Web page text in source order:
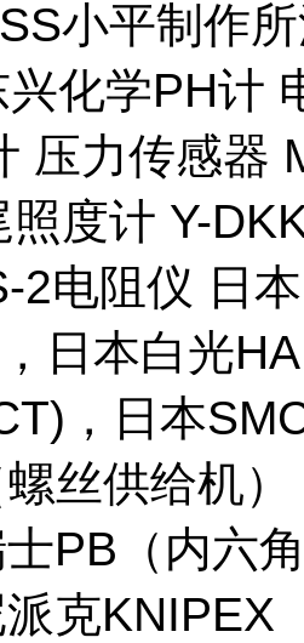
小平制作
化学PH计
压力传感器
照度计 Y-
2电阻仪 日
日本白光
，日本
丝供给机
PB（内六
克KNIPEX